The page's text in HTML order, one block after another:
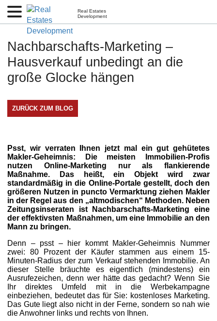
Real Estates
Development
Nachbarschafts-Marketing –
Hausverkauf unbedingt an die
große Glocke hängen
ZURÜCK ZUM BLOG
Psst, wir verraten Ihnen jetzt mal ein gut gehütetes
Makler-Geheimnis: Die meisten Immobilien-Profis
nutzen Online-Marketing nur als flankierende
Maßnahme. Das heißt, ein Objekt wird zwar
standardmäßig in die Online-Portale gestellt, doch den
größeren Nutzen in puncto Vermarktung ziehen Makler
in der Regel aus den „altmodischen“ Methoden. Neben
Zeitungsinseraten ist Nachbarschafts-Marketing eine
der effektivsten Maßnahmen, um eine Immobilie an den
Mann zu bringen.
Denn – psst – hier kommt Makler-Geheimnis Nummer
zwei: 80 Prozent der Käufer stammen aus einem 15-
Minuten-Radius der zum Verkauf stehenden Immobilie. An
dieser Stelle bräuchte es eigentlich (mindestens) ein
Ausrufezeichen, denn wer hätte das gedacht? Wenn Sie
Ihr direktes Umfeld mit in die Werbekampagne
einbeziehen, bedeutet das für Sie: kostenloses Marketing.
Das Gute liegt also nicht in der Ferne, sondern so nah wie
die Anwohner links und rechts von Ihnen.